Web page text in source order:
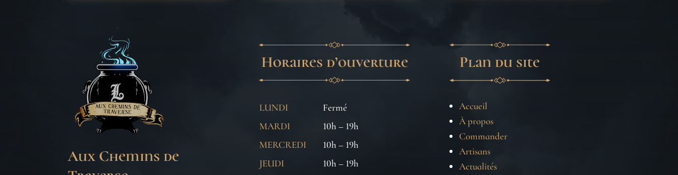
Aux Chemins de
Horaires d’ouverture
LUNDI
Fermé
MARDI
10h – 19h
MERCREDI
10h – 19h
JEUDI
10h – 19h
Plan du site
Accueil
À propos
Commander
Artisans
Actualités